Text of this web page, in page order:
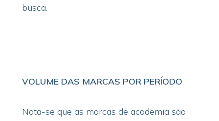
busca.
VOLUME DAS MARCAS POR PERÍODO
Nota-se que as marcas de academia são